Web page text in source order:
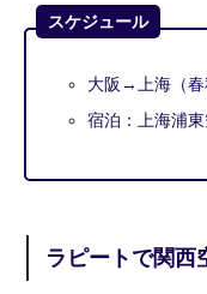
スケジュール
大阪→上海（春
宿泊：上海浦東
ラピートで関西